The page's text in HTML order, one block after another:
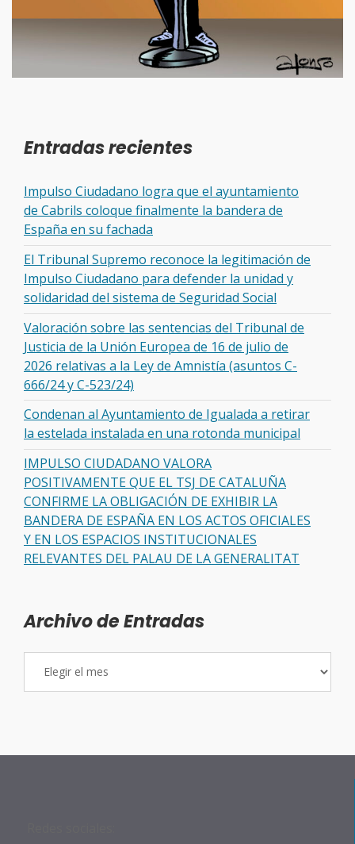
Entradas recientes
Impulso Ciudadano logra que el ayuntamiento
de Cabrils coloque finalmente la bandera de
España en su fachada
El Tribunal Supremo reconoce la legitimación de
Impulso Ciudadano para defender la unidad y
solidaridad del sistema de Seguridad Social
Valoración sobre las sentencias del Tribunal de
Justicia de la Unión Europea de 16 de julio de
2026 relativas a la Ley de Amnistía (asuntos C-
666/24 y C-523/24)
Condenan al Ayuntamiento de Igualada a retirar
la estelada instalada en una rotonda municipal
IMPULSO CIUDADANO VALORA
POSITIVAMENTE QUE EL TSJ DE CATALUÑA
CONFIRME LA OBLIGACIÓN DE EXHIBIR LA
BANDERA DE ESPAÑA EN LOS ACTOS OFICIALES
Y EN LOS ESPACIOS INSTITUCIONALES
RELEVANTES DEL PALAU DE LA GENERALITAT
Archivo de Entradas